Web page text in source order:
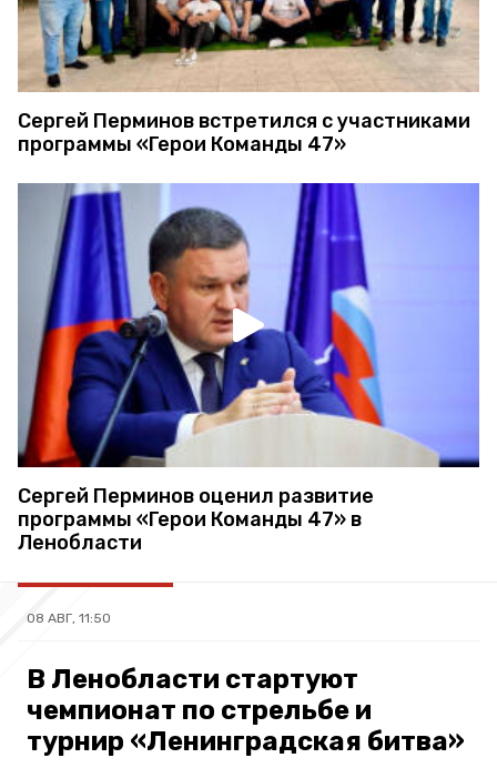
Сергей Перминов встретился с участниками
программы «Герои Команды 47»
Сергей Перминов оценил развитие
программы «Герои Команды 47» в
Ленобласти
08 АВГ, 11:50
В Ленобласти стартуют
чемпионат по стрельбе и
турнир «Ленинградская битва»